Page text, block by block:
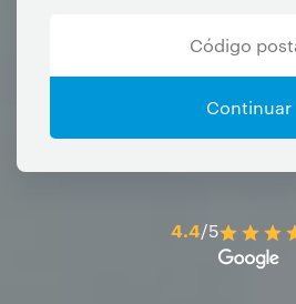
Continuar
4.4/5